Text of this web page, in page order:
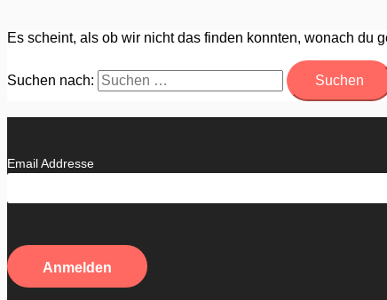
Es scheint, als ob wir nicht das finden konnten, wonach du
Suchen nach:
Email Addresse